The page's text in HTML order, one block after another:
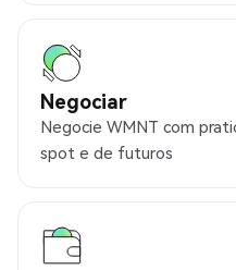
Negociar
Negocie WMNT com
spot e de futuros